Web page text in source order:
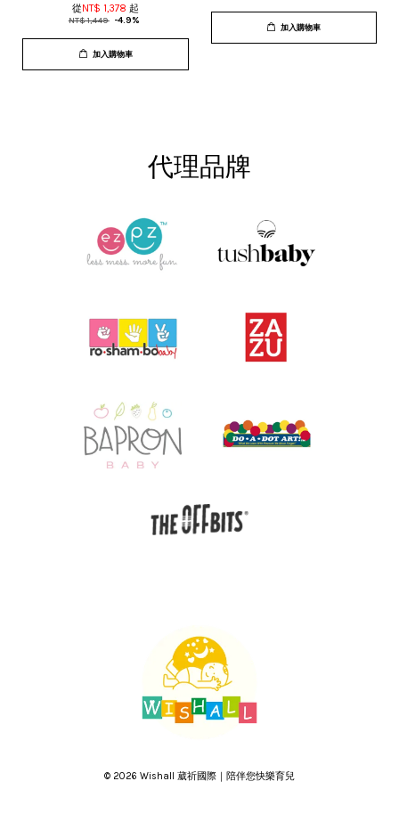
從NT$ 1,378 起
NT$ 1,449 -4.9%
加入購物車
加入購物車
代理品牌
© 2026 Wishall 葳祈國際｜陪伴您快樂育兒